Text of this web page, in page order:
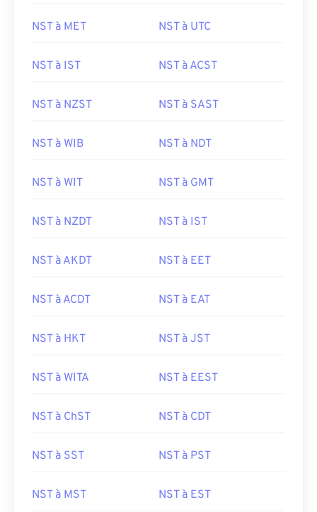
NST à MET NST à UTC
NST à IST NST à ACST
NST à NZST NST à SAST
NST à WIB NST à NDT
NST à WIT NST à GMT
NST à NZDT NST à IST
NST à AKDT NST à EET
NST à ACDT NST à EAT
NST à HKT NST à JST
NST à WITA NST à EEST
NST à ChST NST à CDT
NST à SST NST à PST
NST à MST NST à EST